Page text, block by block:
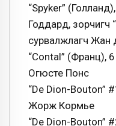
“Spyker”
Годдард, зорчигч
сурвалжлагч Жан
“Contal” (Франц),
Огюсте Понс
“De Dion-Bouton”
Жорж Кормье
“De Dion-Bouton”